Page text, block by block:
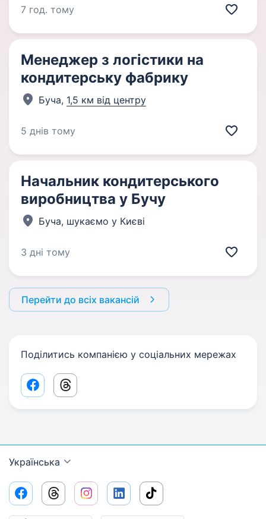
7 год. тому
Менеджер з логістики на
кондитерську фабрику
Буча, 1,5 км від центру
5 днів тому
Начальник кондитерського
виробництва у Бучу
Буча, шукаємо у Києві
3 дні тому
Перейти до всіх вакансій
Поділитись компанією у соціальних мережах
Facebook share link
Threads share link
Українська